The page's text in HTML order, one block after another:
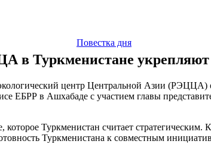
Повестка дня
в Туркменистане укрепляют
центр Центральной Азии (РЭЦЦА)
ЕБРР в Ашхабаде с участием главы
Туркменистан считает стратегическим.
Туркменистана к совместным